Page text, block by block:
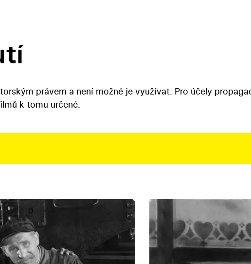
právem a není možné je využívat. Pro účely
k tomu určené.